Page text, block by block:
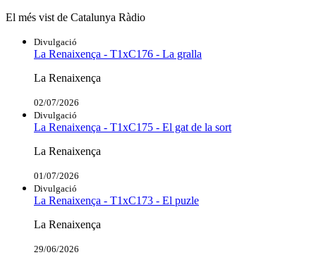
El més vist de Catalunya Ràdio
Divulgació
La Renaixença - T1xC176 - La gralla
La Renaixença
02/07/2026
Divulgació
La Renaixença - T1xC175 - El gat de la sort
La Renaixença
01/07/2026
Divulgació
La Renaixença - T1xC173 - El puzle
La Renaixença
29/06/2026